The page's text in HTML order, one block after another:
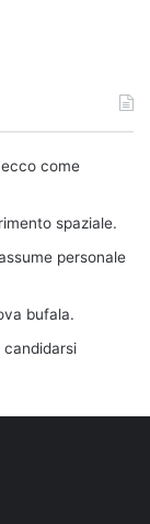
come
spaziale.
personale
bufala.
candidarsi